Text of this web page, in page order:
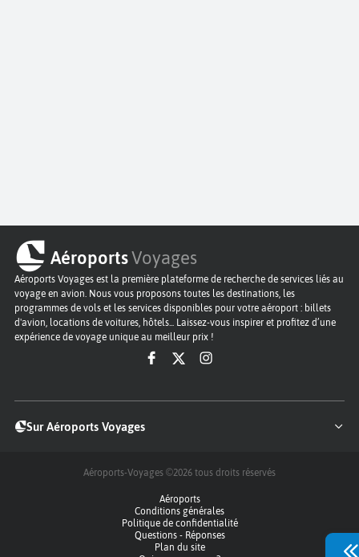
AéroportsVoyages
Aéroports Voyages est la première plateforme de recherche de services liés au
voyage en avion. Nous vous proposons toutes les destinations, les
programmes de vols et les services disponibles pour votre aéroport : billets
d'avion, locations de voitures, hôtels... Laissez-vous inspirer et profitez d’une
expérience de voyage unique au meilleur prix !
Sur Aéroports Voyages
Aéroports-Voyages ©2026 tous droits réservés
Aéroports
Conditions générales
Politique de confidentialité
Questions - Réponses
Plan du site